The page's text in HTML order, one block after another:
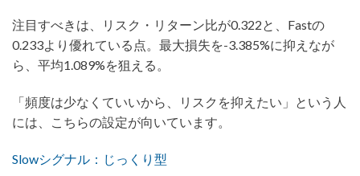
注目すべきは、リスク・リターン比が0.322と、Fastの
0.233より優れている点。最大損失を-3.385%に抑えなが
ら、平均1.089%を狙える。
「頻度は少なくていいから、リスクを抑えたい」という人
には、こちらの設定が向いています。
Slowシグナル：じっくり型